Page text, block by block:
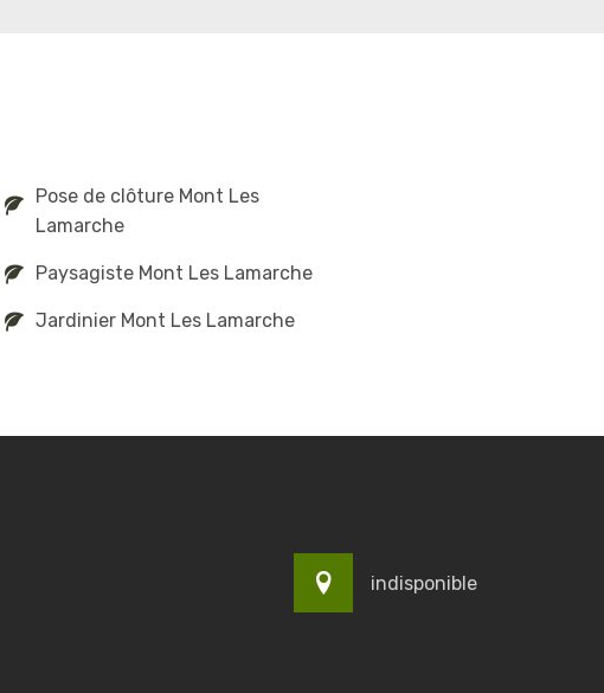
Pose de clôture Mont Les
Lamarche
Paysagiste Mont Les Lamarche
Jardinier Mont Les Lamarche
indisponible